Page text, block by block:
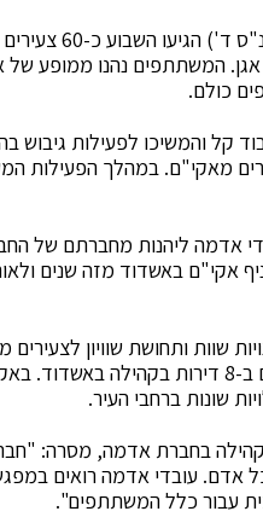
למרכז
המשתתפים נהנו ממופע של
כולם.
קל והמשיכו לפעילות גיבוש
מאקי"ם. במהלך הפעילות
אדמה ליהנות מחברתם של
באשדוד מזה שנים
שוות ותחושת שוויון
והחברה. החברים מאקי״ם מתגוררים ב-8
שונות ברחבי העיר.
בחברת אדמה, מסרה:
אדם. עובדי אדמה רואים
עבור כלל המשתתפים".